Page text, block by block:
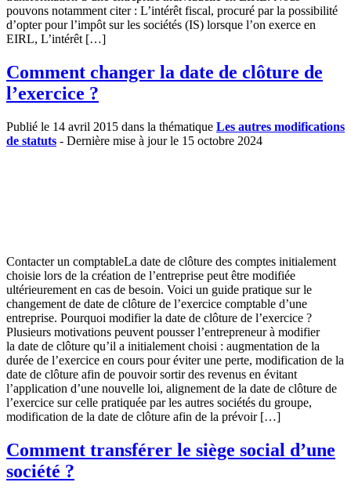
pouvons notamment citer : L’intérêt fiscal, procuré par la possibilité
d’opter pour l’impôt sur les sociétés (IS) lorsque l’on exerce en
EIRL, L’intérêt […]
Comment changer la date de clôture de
l’exercice ?
Publié le 14 avril 2015 dans la thématique Les autres modifications
de statuts - Dernière mise à jour le 15 octobre 2024
Contacter un comptableLa date de clôture des comptes initialement
choisie lors de la création de l’entreprise peut être modifiée
ultérieurement en cas de besoin. Voici un guide pratique sur le
changement de date de clôture de l’exercice comptable d’une
entreprise. Pourquoi modifier la date de clôture de l’exercice ?
Plusieurs motivations peuvent pousser l’entrepreneur à modifier
la date de clôture qu’il a initialement choisi : augmentation de la
durée de l’exercice en cours pour éviter une perte, modification de la
date de clôture afin de pouvoir sortir des revenus en évitant
l’application d’une nouvelle loi, alignement de la date de clôture de
l’exercice sur celle pratiquée par les autres sociétés du groupe,
modification de la date de clôture afin de la prévoir […]
Comment transférer le siège social d’une
société ?